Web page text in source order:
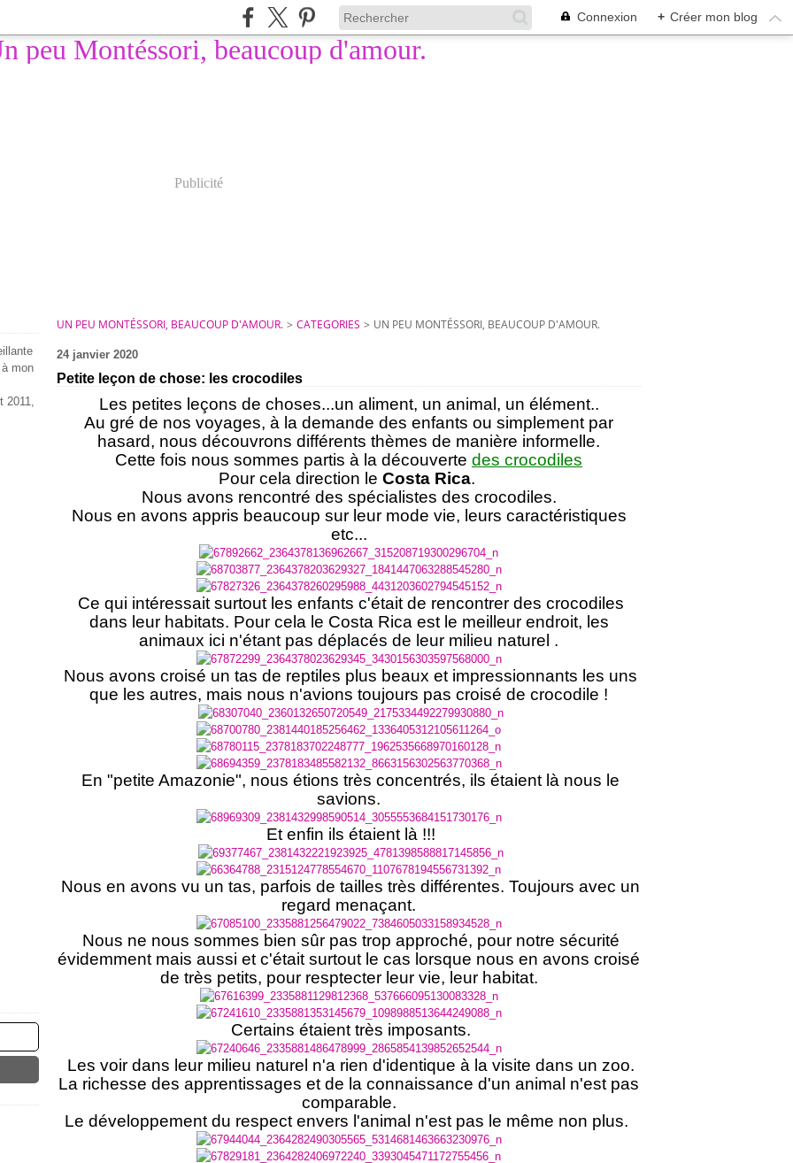
Connexion + Créer mon blog
Publicité
mon
2011,
UN PEU MONTÉSSORI, BEAUCOUP D'AMOUR. > CATEGORIES > UN PEU MONTÉSSORI, BEAUCOUP D'AMOUR.
24 janvier 2020
Petite leçon de chose: les crocodiles
Les petites leçons de choses...un aliment, un animal, un élément..
Au gré de nos voyages, à la demande des enfants ou simplement par
hasard, nous découvrons différents thèmes de manière informelle.
Cette fois nous sommes partis à la découverte des crocodiles
Pour cela direction le Costa Rica.
Nous avons rencontré des spécialistes des crocodiles.
Nous en avons appris beaucoup sur leur mode vie, leurs caractéristiques
etc...
Ce qui intéressait surtout les enfants c'était de rencontrer des crocodiles
dans leur habitats. Pour cela le Costa Rica est le meilleur endroit, les
animaux ici n'étant pas déplacés de leur milieu naturel .
Nous avons croisé un tas de reptiles plus beaux et impressionnants les uns
que les autres, mais nous n'avions toujours pas croisé de crocodile !
En "petite Amazonie", nous étions très concentrés, ils étaient là nous le
savions.
Et enfin ils étaient là !!!
Nous en avons vu un tas, parfois de tailles très différentes. Toujours avec un
regard menaçant.
Nous ne nous sommes bien sûr pas trop approché, pour notre sécurité
évidemment mais aussi et c'était surtout le cas lorsque nous en avons croisé
de très petits, pour resptecter leur vie, leur habitat.
Certains étaient très imposants.
Les voir dans leur milieu naturel n'a rien d'identique à la visite dans un zoo.
La richesse des apprentissages et de la connaissance d'un animal n'est pas
comparable.
Le développement du respect envers l'animal n'est pas le même non plus.